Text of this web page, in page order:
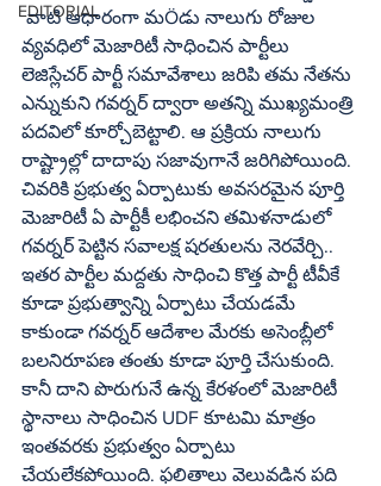
EDITORIAL
వాటి ఆధారంగా మÖడు నాలుగు రోజుల
వ్యవధిలో మెజారిటీ సాధించిన పార్టీలు
లెజిస్లేచర్ పార్టీ సమావేశాలు జరిపి తమ నేతను
ఎన్నుకుని గవర్నర్ ద్వారా అతన్ని ముఖ్యమంత్రి
పదవిలో కూర్చోబెట్టాలి. ఆ ప్రక్రియ నాలుగు
రాష్ట్రాల్లో దాదాపు సజావుగానే జరిగిపోయింది.
చివరికి ప్రభుత్వ ఏర్పాటుకు అవసరమైన పూర్తి
మెజారిటీ ఏ పార్టీకీ లభించని తమిళనాడులో
గవర్నర్ పెట్టిన సవాలక్ష షరతులను నెరవేర్చి..
ఇతర పార్టీల మద్దతు సాధించి కొత్త పార్టీ టీవీకే
కూడా ప్రభుత్వాన్ని ఏర్పాటు చేయడమే
కాకుండా గవర్నర్ ఆదేశాల మేరకు అసెంబ్లీలో
బలనిరూపణ తంతు కూడా పూర్తి చేసుకుంది.
కానీ దాని పొరుగునే ఉన్న కేరళంలో మెజారిటీ
స్థానాలు సాధించిన UDF కూటమి మాత్రం
ఇంతవరకు ప్రభుత్వం ఏర్పాటు
చేయలేకపోయింది. ఫలితాలు వెలువడిన పది